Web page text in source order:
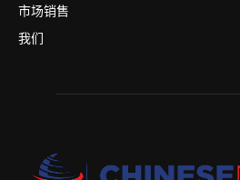
市场销售
我们